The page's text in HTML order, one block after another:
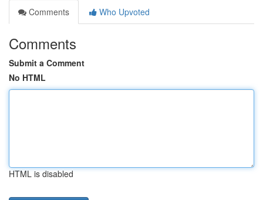
Comments
Who Upvoted
Comments
Submit a Comment
No HTML
HTML is disabled